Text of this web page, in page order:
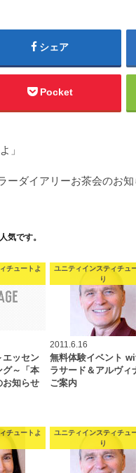
シェア
Pocket
」
ーダイアリーお茶会のお知
気です。
チュートよ
エッセン
グ～「本
お知らせ
ユニティインスティチュ
り
2011.6.16
無料体験イベント
ラサード＆アルヴィ
ご案内
チュートよ
ユニティインスティチュ
り